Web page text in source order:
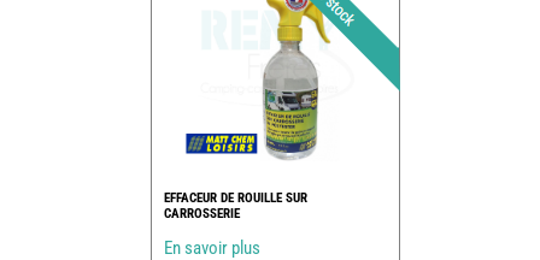
EFFACEUR DE ROUILLE SUR
CARROSSERIE
En savoir plus